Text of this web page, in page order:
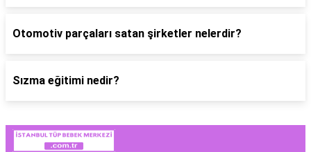
Otomotiv parçaları satan şirketler nelerdir?
Sızma eğitimi nedir?